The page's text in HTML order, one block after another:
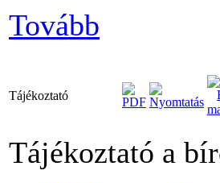
Tovább
Tájékoztató
Tájékoztató a